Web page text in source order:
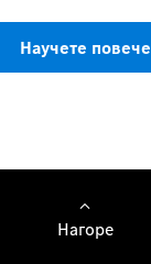
Научете повече
Нагоре